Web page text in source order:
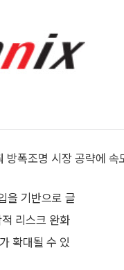
방폭조명 시장 공략에 속
을 기반으로 글
리스크 완화
확대될 수 있